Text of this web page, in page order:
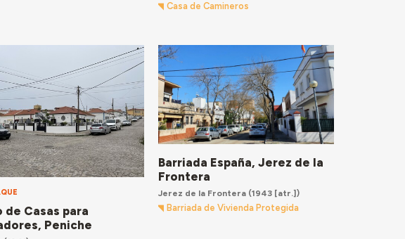
Casa de Camineros
de Casas para
Peniche
Barriada España, Jerez de la
Frontera
Jerez de la Frontera(1943 [atr.])
Barriada de Vivienda Protegida